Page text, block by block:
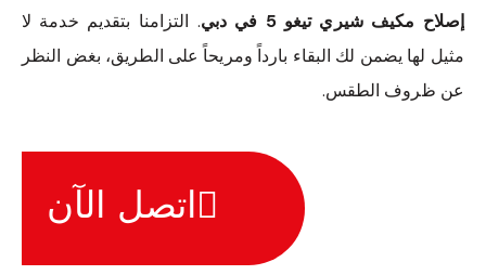
إصلاح مكيف شيري تيغو 5 في دبي
. التزامنا بتقديم خدمة لا
مثيل لها يضمن لك البقاء بارداً ومريحاً على الطريق، بغض النظر
عن ظروف الطقس.
اتصل الآن